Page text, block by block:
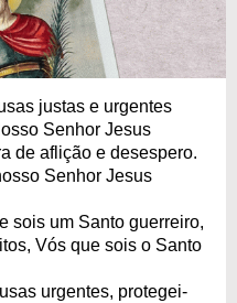
justas e urgentes
Senhor Jesus
de aflição e desespero.
Senhor Jesus
sois um Santo guerreiro,
Vós que sois o Santo
urgentes, protegei-